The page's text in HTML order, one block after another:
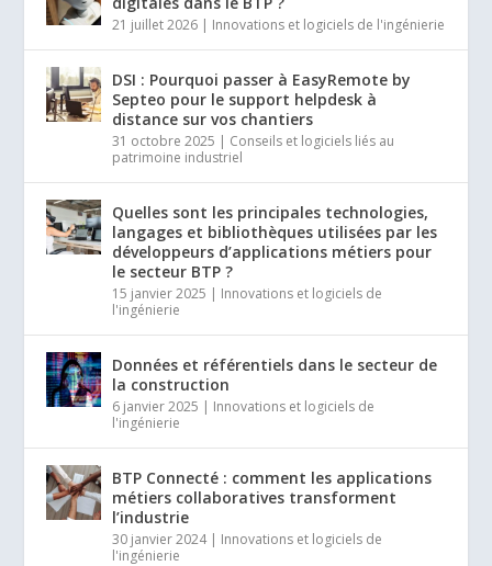
21 juillet 2026 | Innovations et logiciels de l'ingénierie
DSI : Pourquoi passer à EasyRemote by
Septeo pour le support helpdesk à
distance sur vos chantiers
31 octobre 2025 | Conseils et logiciels liés au
patrimoine industriel
Quelles sont les principales technologies,
langages et bibliothèques utilisées par les
développeurs d’applications métiers pour
le secteur BTP ?
15 janvier 2025 | Innovations et logiciels de
l'ingénierie
Données et référentiels dans le secteur de
la construction
6 janvier 2025 | Innovations et logiciels de
l'ingénierie
BTP Connecté : comment les applications
métiers collaboratives transforment
l’industrie
30 janvier 2024| Innovations et logiciels de
l'ingénierie